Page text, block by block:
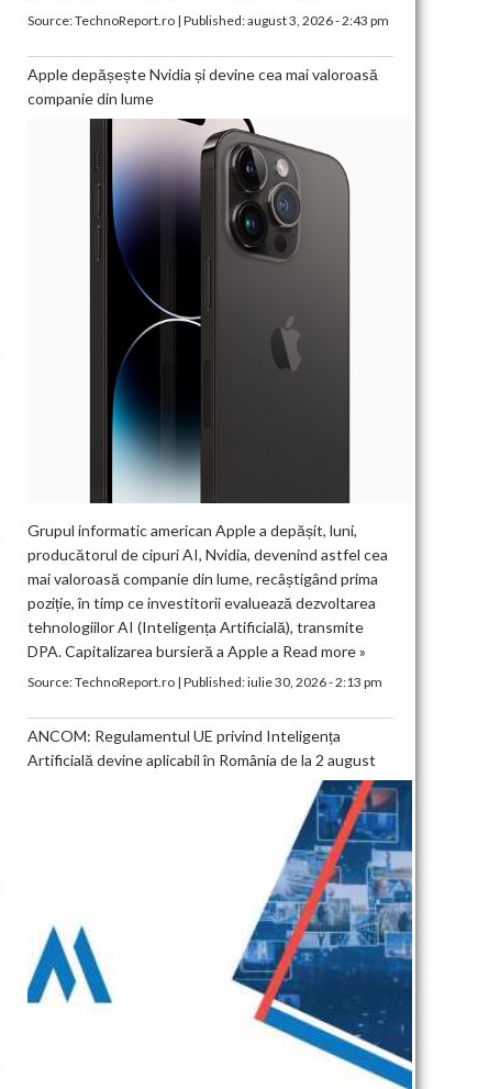
Source:TechnoReport.ro| Published:august 3, 2026 - 2:43 pm
Apple depășește Nvidia și devine cea mai valoroasă
companie din lume
Grupul informatic american Apple a depășit, luni,
producătorul de cipuri AI, Nvidia, devenind astfel cea
mai valoroasă companie din lume, recâștigând prima
poziție, în timp ce investitorii evaluează dezvoltarea
tehnologiilor AI (Inteligența Artificială), transmite
DPA. Capitalizarea bursieră a Apple a Read more »
Source:TechnoReport.ro| Published:iulie 30, 2026 - 2:13 pm
ANCOM: Regulamentul UE privind Inteligența
Artificială devine aplicabil în România de la 2 august